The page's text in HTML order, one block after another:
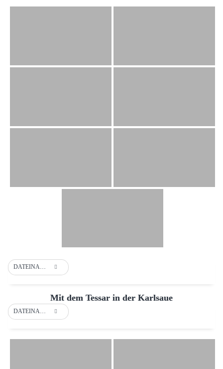
DATEINAME
Mit dem Tessar in der Karlsaue
DATEINAME